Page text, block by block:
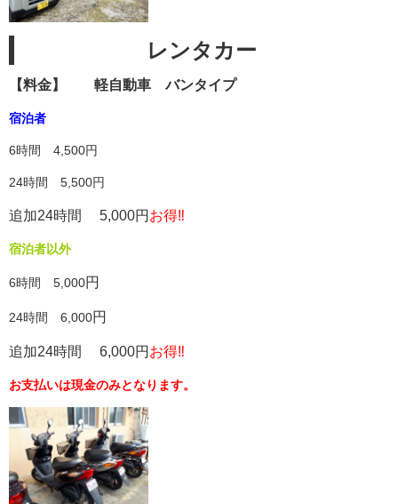
レンタカー
【料金】 軽自動車 バンタイプ
宿泊者
6時間 4,500円
24時間 5,500円
追加24時間 5,000円 お得‼
宿泊者以外
6時間 5,000円
24時間 6,000円
追加24時間 6,000円 お得‼
お支払いは現金のみとなります。